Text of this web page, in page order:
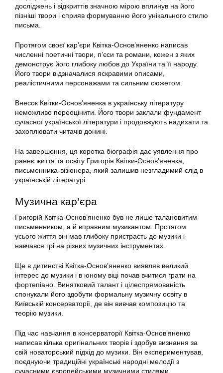
досліджень і відкриттів значною мірою вплинув на його
пізніші твори і сприяв формуванню його унікального стилю
письма.
Протягом своєї кар’єри Квітка-Основ’яненко написав
численні поетичні твори, п’єси та романи, кожен з яких
демонструє його глибоку любов до України та її народу.
Його твори відзначалися яскравими описами,
реалістичними персонажами та сильним сюжетом.
Внесок Квітки-Основ’яненка в українську літературу
неможливо переоцінити. Його твори заклали фундамент
сучасної української літератури і продовжують надихати та
захоплювати читачів донині.
На завершення, ця коротка біографія дає уявлення про
раннє життя та освіту Григорія Квітки-Основ’яненка,
письменника-візіонера, який залишив незгладимий слід в
українській літературі.
Музична кар’єра
Григорій Квітка-Основ’яненко був не лише талановитим
письменником, а й вправним музикантом. Протягом
усього життя він мав глибоку пристрасть до музики і
навчався грі на різних музичних інструментах.
Ще в дитинстві Квітка-Основ’яненко виявляв великий
інтерес до музики і в юному віці почав вчитися грати на
фортепіано. Винятковий талант і цілеспрямованість
спонукали його здобути формальну музичну освіту в
Київській консерваторії, де він вивчав композицію та
теорію музики.
Під час навчання в консерваторії Квітка-Основ’яненко
написав кілька оригінальних творів і здобув визнання за
свій новаторський підхід до музики. Він експериментував,
поєднуючи традиційні українські народні мелодії з
сучасними європейськими музичними стилями,